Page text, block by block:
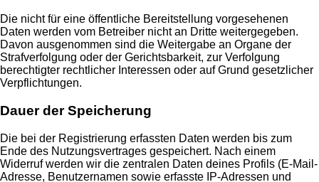
Die nicht für eine öffentliche Bereitstellung vorgesehenen
Daten werden vom Betreiber nicht an Dritte weitergegeben.
Davon ausgenommen sind die Weitergabe an Organe der
Strafverfolgung oder der Gerichtsbarkeit, zur Verfolgung
berechtigter rechtlicher Interessen oder auf Grund gesetzlicher
Verpflichtungen.
Dauer der Speicherung
Die bei der Registrierung erfassten Daten werden bis zum
Ende des Nutzungsvertrages gespeichert. Nach einem
Widerruf werden wir die zentralen Daten deines Profils (E-Mail-
Adresse, Benutzernamen sowie erfasste IP-Adressen und